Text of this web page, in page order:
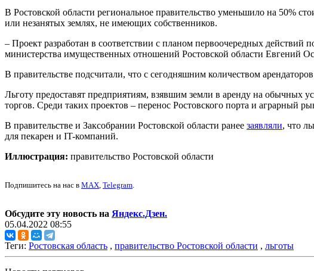
В Ростовской области региональное правительство уменьшило на 50%
или незанятых землях, не имеющих собственников.
– Проект разработан в соответствии с планом первоочередных
министерства имущественных отношений Ростовской области Евгений
В правительстве подсчитали, что с сегодняшним количеством
Льготу предоставят предприятиям, взявшим земли в аренду на обычных
торгов. Среди таких проектов – перенос Ростовского порта и аграрный
В правительстве и Заксобрании Ростовской области ранее заявляли, что
для пекарен и IT-компаний.
Иллюстрация: правительство Ростовской области
Подпишитесь на нас в MAX, Telegram.
Обсудите эту новость на Яндекс.Дзен.
05.04.2022 08:55
Теги: Ростовская область , правительство Ростовской области , льготы